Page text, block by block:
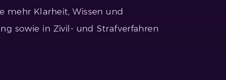
mehr Klarheit, Wissen und
sowie in Zivil- und Strafverfahren